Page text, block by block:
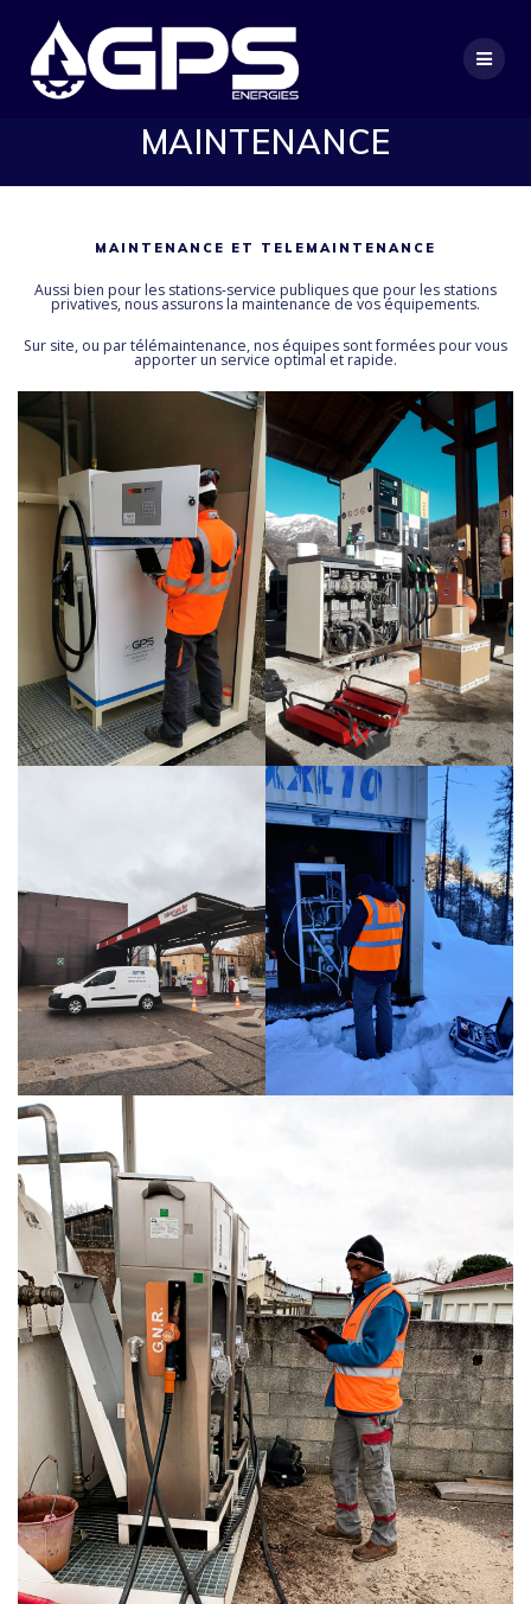
au
contenu
MAINTENANCE
MAINTENANCE ET TELEMAINTENANCE
Aussi bien pour les stations-service publiques que pour les stations
privatives, nous assurons la maintenance de vos équipements.
Sur site, ou par télémaintenance, nos équipes sont formées pour vous
apporter un service optimal et rapide.